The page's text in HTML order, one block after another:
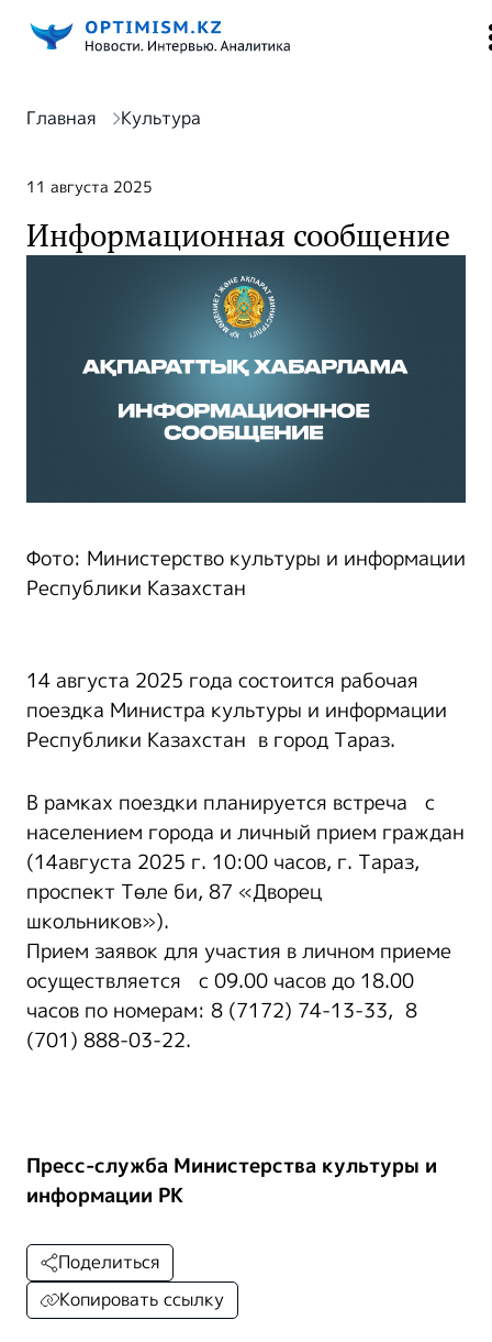
Главная Культура
11 августа 2025
Информационная сообщение
Фото: Министерство культуры и информации
Республики Казахстан
14 августа 2025 года состоится рабочая
поездка Министра культуры и информации
Республики Казахстан в город Тараз.
В рамках поездки планируется встреча с
населением города и личный прием граждан
(14августа 2025 г. 10:00 часов, г. Тараз,
проспект Төле би, 87 «Дворец
школьников»).
Прием заявок для участия в личном приеме
осуществляется с 09.00 часов до 18.00
часов по номерам: 8 (7172) 74-13-33, 8
(701) 888-03-22.
Пресс-служба Министерства культуры и
информации РК
Поделиться
Копировать ссылку